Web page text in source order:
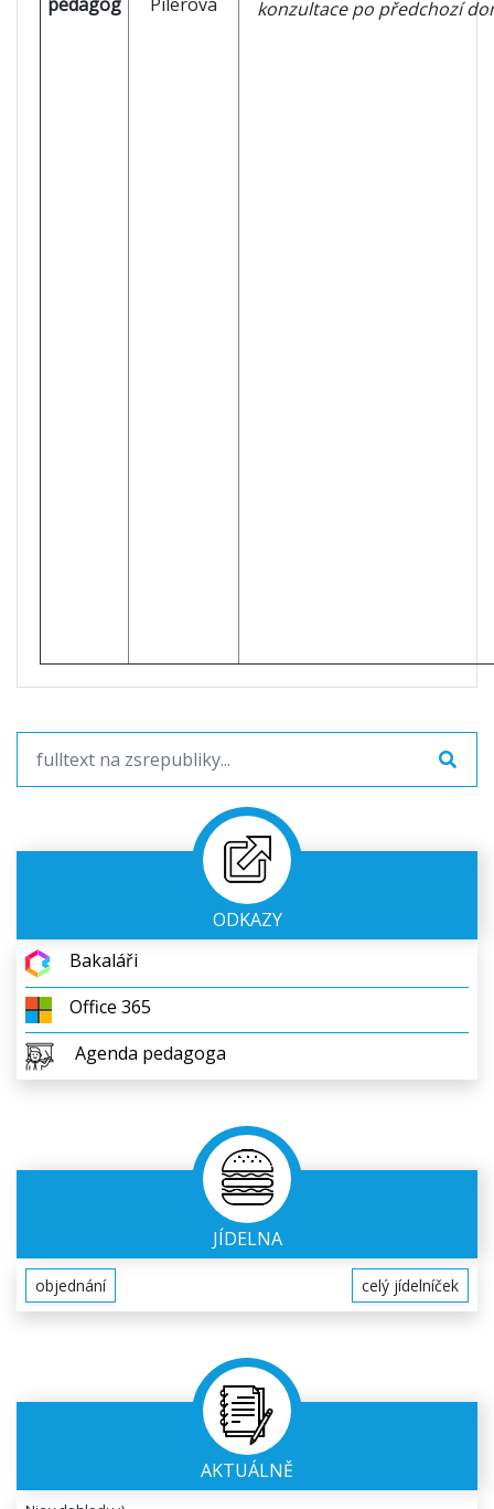
konzultace po předchozí
ODKAZY
Bakaláři
Office 365
Agenda pedagoga
JÍDELNA
objednání celý jídelníček
AKTUÁLNĚ